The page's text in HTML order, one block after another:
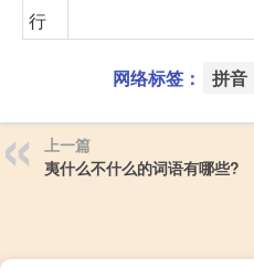
行
网络标签： 拼音
上一篇
夷什么不什么的词语有哪些?